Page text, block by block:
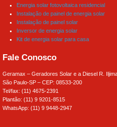
Energia solar fotovoltaica residencial
Instalação de painel de energia solar
Instalação de painel solar
Inversor de energia solar
Kit de energia solar para casa
Fale Conosco
Geramax – Geradores Solar e a Diesel R.
São Paulo-SP – CEP: 08533-200
Tel/fax: (11) 4675-2391
Plantão: (11) 9 9201-8515
WhatsApp: (11) 9 9448-2947